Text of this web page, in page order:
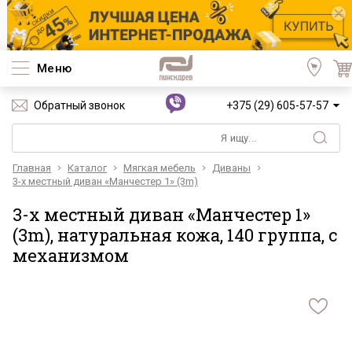
Меню
Обратный звонок +375 (29) 605-57-57
Главная Каталог Мягкая мебель
Диваны
3-х местный диван «Манчестер 1» (3m)
3-х местный диван «Манчестер 1»
(3m), натуральная кожа, 140 группа, с
механизмом